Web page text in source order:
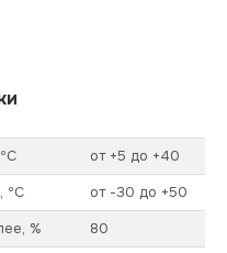
от +5 до +40
ºС
от -30 до +50
%
80